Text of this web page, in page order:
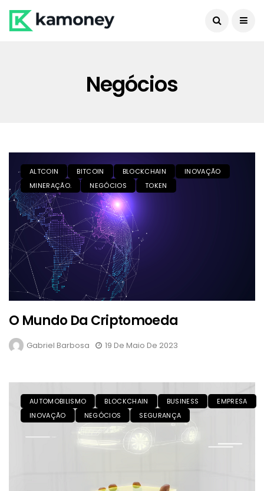
Negócios
ALTCOIN BITCOIN BLOCKCHAIN
INOVAÇÃO
MINERAÇÃO.
NEGÓCIOS TOKEN
O Mundo Da Criptomoeda
Gabriel Barbosa 19 De Maio De 2023
AUTOMOBILISMO BLOCKCHAIN BUSINESS
EMPRESA
INOVAÇÃO
NEGÓCIOS SEGURANÇA